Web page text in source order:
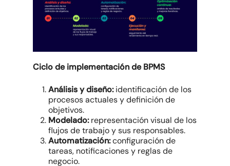
Ciclo de implementación de BPMS
Análisis y diseño:identificación de los
procesos actuales y definición de
objetivos.
Modelado:representación visual de los
flujos de trabajo y sus responsables.
Automatización:configuración de
tareas, notificaciones y reglas de
negocio.